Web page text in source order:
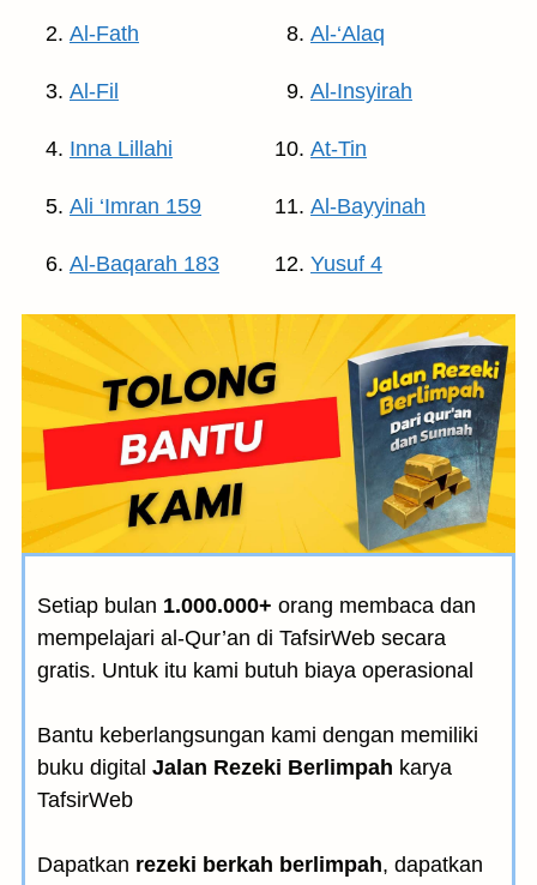
Al-Fath
Al-Fil
Inna Lillahi
Ali ‘Imran 159
Al-Baqarah 183
Al-‘Alaq
Al-Insyirah
At-Tin
Al-Bayyinah
Yusuf 4
Setiap bulan 1.000.000+ orang membaca dan
mempelajari al-Qur’an di TafsirWeb secara
gratis. Untuk itu kami butuh biaya operasional
Bantu keberlangsungan kami dengan memiliki
buku digital Jalan Rezeki Berlimpah karya
TafsirWeb
Dapatkan rezeki berkah berlimpah, dapatkan